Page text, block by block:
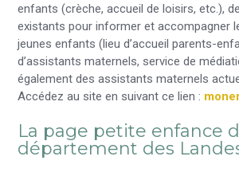
enfants (crèche, accueil de loisirs, etc.),
existants pour informer et accompagner
jeunes enfants (lieu d’accueil parents-
d’assistants maternels, service de
également des assistants maternels
Accédez au site en suivant ce lien :
La page petite enfance
département des